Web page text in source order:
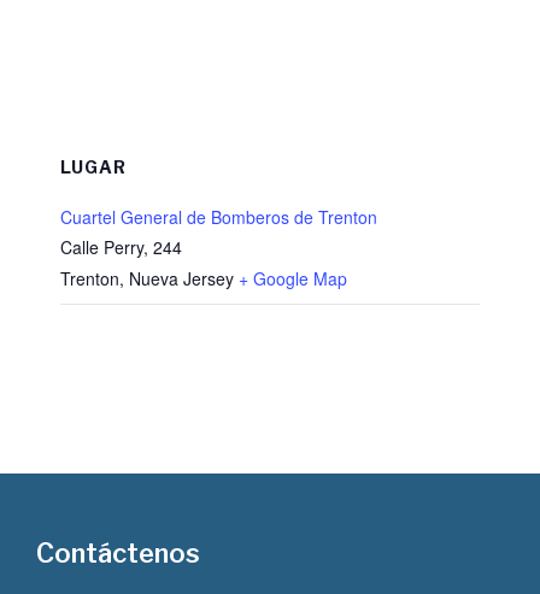
LUGAR
Cuartel General de Bomberos de Trenton
Calle Perry, 244
Trenton, Nueva Jersey + Google Map
Contáctenos